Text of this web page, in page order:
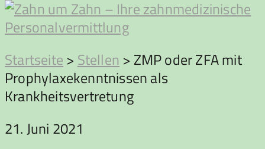
Zahn
um
Zahn
Startseite > Stellen > ZMP oder ZFA mit
Prophylaxekenntnissen als
Krankheitsvertretung
21. Juni 2021